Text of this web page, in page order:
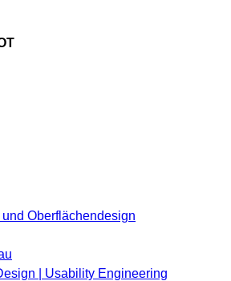
Oberflächendesign
| Usability Engineering